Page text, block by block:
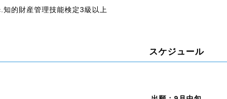
的財産管理技能検定3級以上
スケジュール